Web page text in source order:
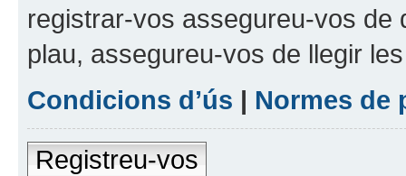
registrar-vos assegureu-vos de
plau, assegureu-vos de llegir
Condicions d’ús | Normes de
Registreu-vos